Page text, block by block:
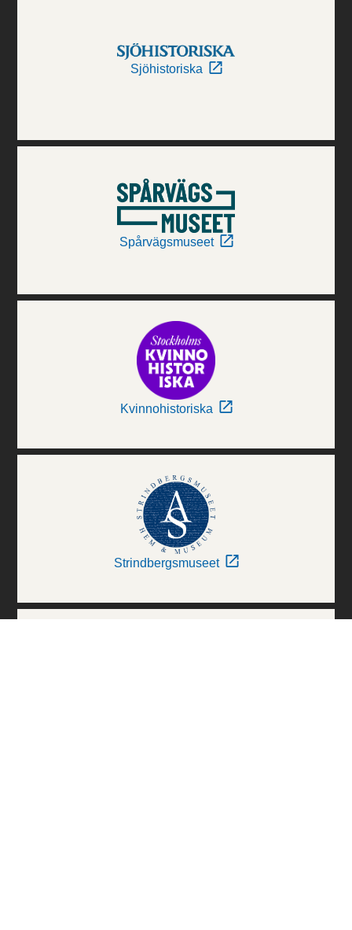
Sjöhistoriska
Spårvägsmuseet
Kvinnohistoriska
Strindbergsmuseet